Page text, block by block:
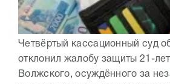
Четвёртый кассационный суд
отклонил жалобу защиты 21-
Волжского, осуждённого за